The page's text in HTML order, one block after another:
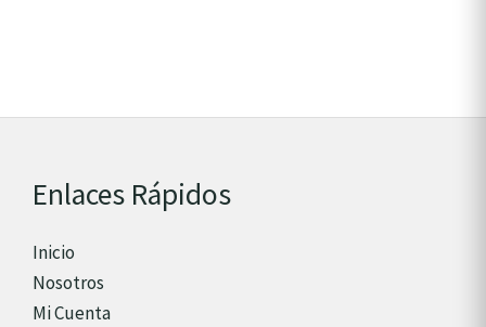
Enlaces Rápidos
Inicio
Nosotros
Mi Cuenta